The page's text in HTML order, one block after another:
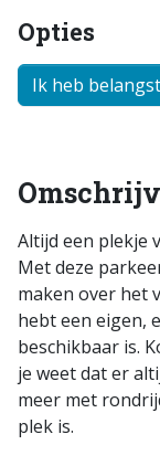
Opties
Ik heb
Altijd een plekje
Met deze
maken over het
hebt een eigen,
beschikbaar is.
je weet dat er
meer met
plek is.